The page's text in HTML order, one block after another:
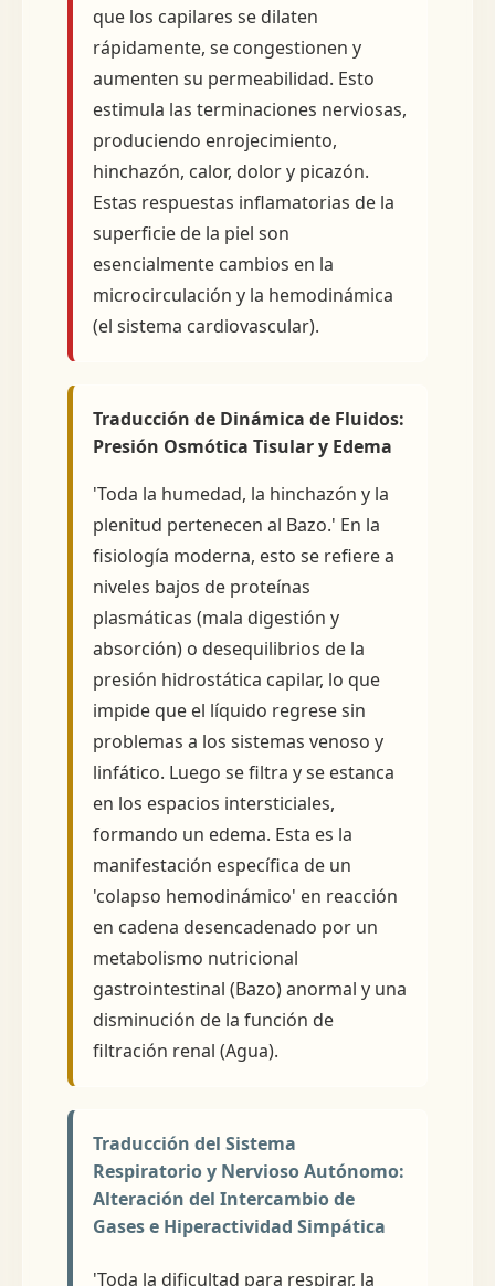
que los capilares se dilaten
rápidamente, se congestionen y
aumenten su permeabilidad. Esto
estimula las terminaciones nerviosas,
produciendo enrojecimiento,
hinchazón, calor, dolor y picazón.
Estas respuestas inflamatorias de la
superficie de la piel son
esencialmente cambios en la
microcirculación y la hemodinámica
(el sistema cardiovascular).
Traducción de Dinámica de Fluidos:
Presión Osmótica Tisular y Edema
'Toda la humedad, la hinchazón y la
plenitud pertenecen al Bazo.' En la
fisiología moderna, esto se refiere a
niveles bajos de proteínas
plasmáticas (mala digestión y
absorción) o desequilibrios de la
presión hidrostática capilar, lo que
impide que el líquido regrese sin
problemas a los sistemas venoso y
linfático. Luego se filtra y se estanca
en los espacios intersticiales,
formando un edema. Esta es la
manifestación específica de un
'colapso hemodinámico' en reacción
en cadena desencadenado por un
metabolismo nutricional
gastrointestinal (Bazo) anormal y una
disminución de la función de
filtración renal (Agua).
Traducción del Sistema
Respiratorio y Nervioso Autónomo:
Alteración del Intercambio de
Gases e Hiperactividad Simpática
'Toda la dificultad para respirar, la